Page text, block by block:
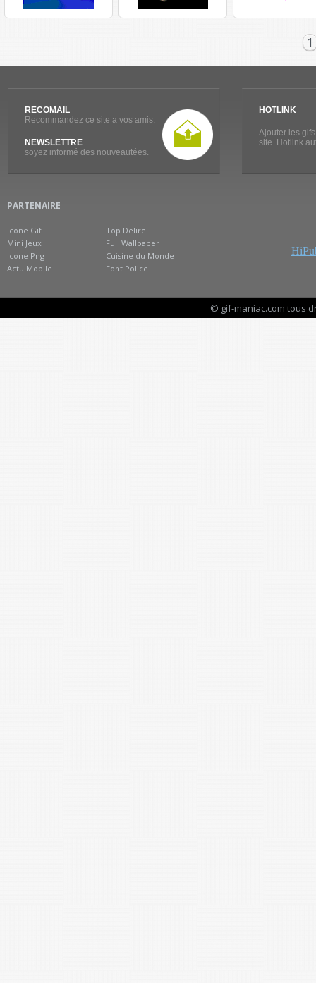
1
RECOMAIL
Recommandez ce site a vos amis.
NEWSLETTRE
soyez informé des nouveautées.
HOTLINK
Ajouter les
site. Hotlink
PARTENAIRE
Icone Gif
Mini Jeux
Icone Png
Actu Mobile
Top Delire
Full Wallpaper
Cuisine du Monde
Font Police
© gif-maniac.com tous